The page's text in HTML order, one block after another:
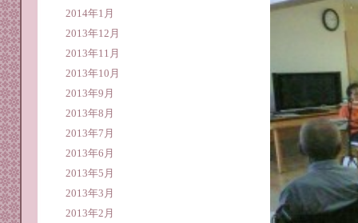
2014年1月
2013年12月
2013年11月
2013年10月
2013年9月
2013年8月
2013年7月
2013年6月
2013年5月
2013年3月
2013年2月